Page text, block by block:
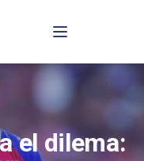
Navegación de
el dilema: